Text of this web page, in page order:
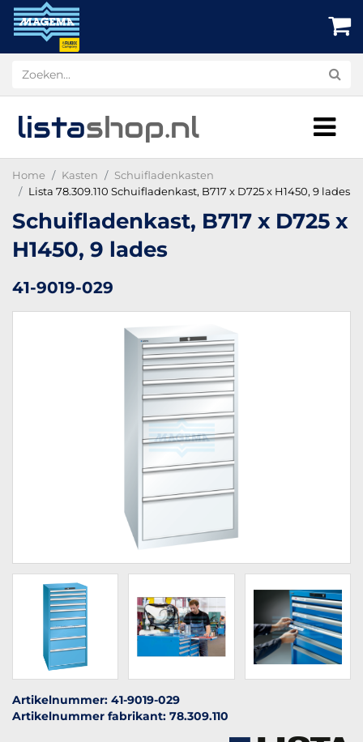
listashop.nl
Home Kasten
Schuifladenkasten
Lista 78.309.110 Schuifladenkast, B717 x D725 x H1450, 9 lades
Schuifladenkast, B717 x D725 x
H1450, 9 lades
41-9019-029
Artikelnummer: 41-9019-029
Artikelnummer fabrikant: 78.309.110